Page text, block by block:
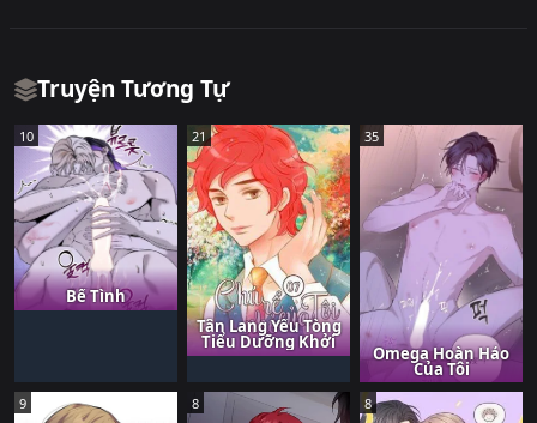
Truyện Tương Tự
10
Bể Tình
21
Tân Lang Yếu Tòng
Tiểu Dưỡng Khởi
35
Omega Hoàn Hảo
Của Tôi
9 8 8